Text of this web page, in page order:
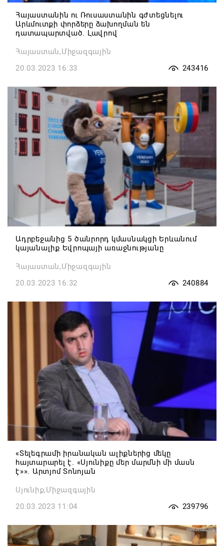
Հայաստանին ու Ռուսաստանին գժտեցնելու
Արևմուտքի փորձերը ձախողման են
դատապարտված. Լավրով
Հայաստան,Միջազգային
20.03.2023 16:33
243416
Ադրբեջանից 5 ծանրորդ կմասնակցի Երևանում
կայանալիք Եվրոպայի առաջնությանը
Հայաստան,Միջազգային
20.03.2023 16:32
240884
«Տելեգրամի իրանական ալիքներից մեկը
հայտարարել է. «Սյունիքը մեր մարմնի մի մասն
է»». Արտյոմ Տոնոյան
Սյունիք,Միջազգային
20.03.2023 11:04
239796